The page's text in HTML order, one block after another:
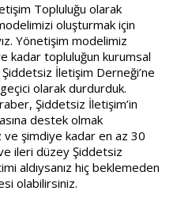
Topluluğu olarak
oluşturmak için
Yönetişim modelimiz
kadar topluluğun kurumsal
Şiddetsiz İletişim Derneği’ne
olarak durdurduk.
Şiddetsiz İletişim’in
destek olmak
ve şimdiye kadar en az 30
ileri düzey Şiddetsiz
aldıysanız hiç beklemeden
olabilirsiniz.